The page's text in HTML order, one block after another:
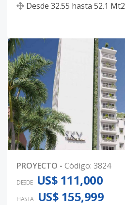
Desde 32.55 hasta 52.1 Mt2
PROYECTO - Código: 3824
DESDE US$ 111,000
HASTA US$ 155,999